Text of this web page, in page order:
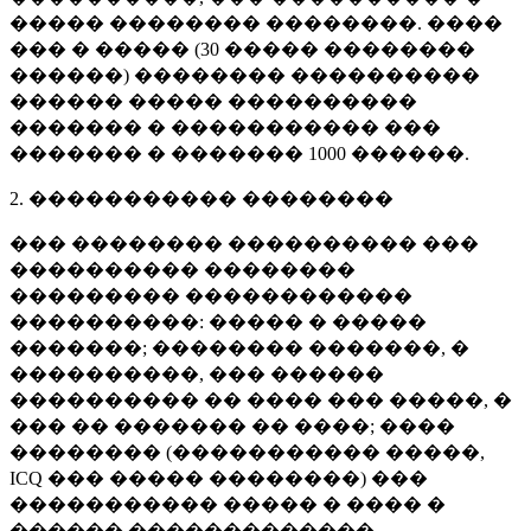
����� �������� ��������. ����
��� � ����� (30 ����� ��������
������) �������� ����������
������ ����� ����������
������� � ����������� ���
������� � ������� 1000 ������.
2. ����������� ��������
��� �������� ���������� ���
���������� ��������
��������� ������������
����������: ����� � �����
�������; �������� �������, �
����������, ��� ������
���������� �� ���� ��� �����, �
��� �� ������� �� ����; ����
�������� (����������� �����,
ICQ ��� ����� ��������) ���
����������� ����� � ���� �